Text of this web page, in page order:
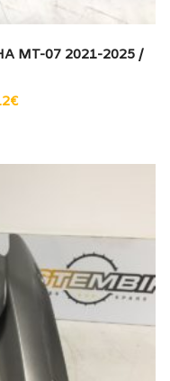
MT-07 2021-2025 /
€